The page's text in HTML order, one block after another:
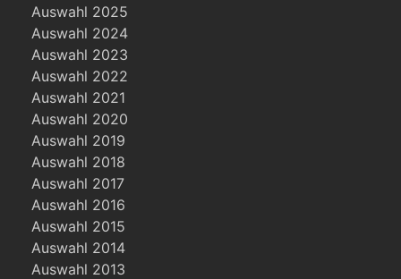
Auswahl 2025
Auswahl 2024
Auswahl 2023
Auswahl 2022
Auswahl 2021
Auswahl 2020
Auswahl 2019
Auswahl 2018
Auswahl 2017
Auswahl 2016
Auswahl 2015
Auswahl 2014
Auswahl 2013